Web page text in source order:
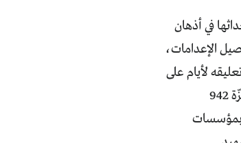
في أذهان
الإعدامات،
جاسوس إسرائيلي اسمه محمد العايد في بلدة قباطية شمال الضفّة عام 1988 وتعليقه لأيام على
عمود كهرباء. منذ العام 1987 وحتى نهاية 1993، أي سنوات الانتفاضة الأولى، قُتل في الضفّة وغزّة 942
كان لهم علاقة بمؤسسات